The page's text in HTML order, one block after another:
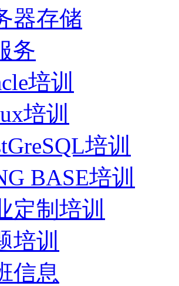
器存储
务
培训
培训
培训
BASE培训
定制培训
培训
信息